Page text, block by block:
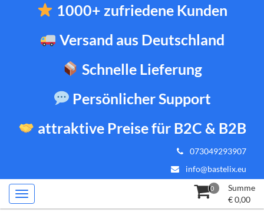
1000+ zufriedene Kunden
Versand aus Deutschland
Schnelle Lieferung
Persönlicher Support
attraktive Preise für B2C & B2B
073049293907
info@bastelix.eu
0
Summe
€0,00